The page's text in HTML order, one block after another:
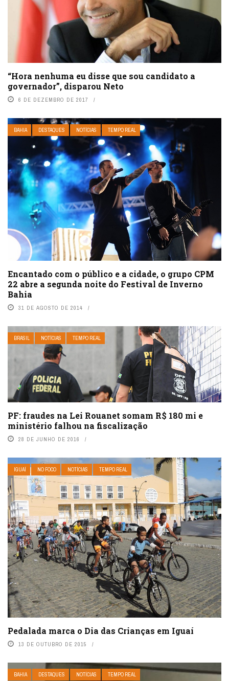
“Hora nenhuma eu disse que sou candidato a
governador”, disparou Neto
6 DE DEZEMBRO DE 2017
BAHIA DESTAQUES NOTÍCIAS TEMPO REAL
Encantado com o público e a cidade, o grupo CPM
22 abre a segunda noite do Festival de Inverno
Bahia
31 DE AGOSTO DE 2014
BRASIL NOTÍCIAS TEMPO REAL
PF: fraudes na Lei Rouanet somam R$ 180 mi e
ministério falhou na fiscalização
28 DE JUNHO DE 2016
IGUAÍ NO FOCO NOTÍCIAS TEMPO REAL
Pedalada marca o Dia das Crianças em Iguaí
13 DE OUTUBRO DE 2015
BAHIA DESTAQUES NOTÍCIAS TEMPO REAL